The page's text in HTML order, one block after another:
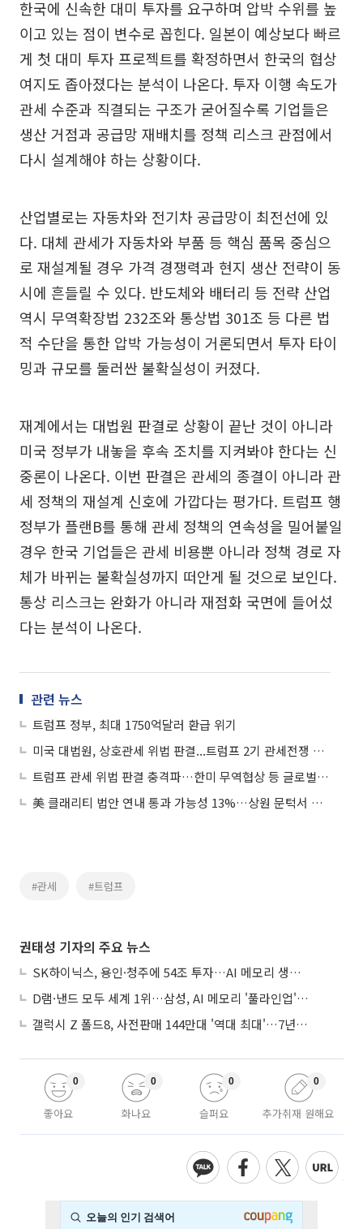
한국에 신속한 대미 투자를 요구하며 압박 수위를 높
이고 있는 점이 변수로 꼽힌다. 일본이 예상보다 빠르
게 첫 대미 투자 프로젝트를 확정하면서 한국의 협상
여지도 좁아졌다는 분석이 나온다. 투자 이행 속도가
관세 수준과 직결되는 구조가 굳어질수록 기업들은
생산 거점과 공급망 재배치를 정책 리스크 관점에서
다시 설계해야 하는 상황이다.
산업별로는 자동차와 전기차 공급망이 최전선에 있
다. 대체 관세가 자동차와 부품 등 핵심 품목 중심으
로 재설계될 경우 가격 경쟁력과 현지 생산 전략이 동
시에 흔들릴 수 있다. 반도체와 배터리 등 전략 산업
역시 무역확장법 232조와 통상법 301조 등 다른 법
적 수단을 통한 압박 가능성이 거론되면서 투자 타이
밍과 규모를 둘러싼 불확실성이 커졌다.
재계에서는 대법원 판결로 상황이 끝난 것이 아니라
미국 정부가 내놓을 후속 조치를 지켜봐야 한다는 신
중론이 나온다. 이번 판결은 관세의 종결이 아니라 관
세 정책의 재설계 신호에 가깝다는 평가다. 트럼프 행
정부가 플랜B를 통해 관세 정책의 연속성을 밀어붙일
경우 한국 기업들은 관세 비용뿐 아니라 정책 경로 자
체가 바뀌는 불확실성까지 떠안게 될 것으로 보인다.
통상 리스크는 완화가 아니라 재점화 국면에 들어섰
다는 분석이 나온다.
관련 뉴스
트럼프 정부, 최대 1750억달러 환급 위기
미국 대법원, 상호관세 위법 판결...트럼프 2기 관세전쟁 중대 분수령
트럼프 관세 위법 판결 충격파…한미 무역협상 등 글로벌 통상합의 ‘시계 제로’
美 클래리티 법안 연내 통과 가능성 13%…상원 문턱서 제동
#관세 #트럼프
권태성 기자의 주요 뉴스
SK하이닉스, 용인·청주에 54조 투자…AI 메모리 생산기지 키운다
D램·낸드 모두 세계 1위…삼성, AI 메모리 '풀라인업'으로 승부
갤럭시 Z 폴드8, 사전판매 144만대 '역대 최대'…7년만에 갤노트10 기록 넘어
좋아요
0
화나요
0
슬퍼요
0
추가취재 원해요
0